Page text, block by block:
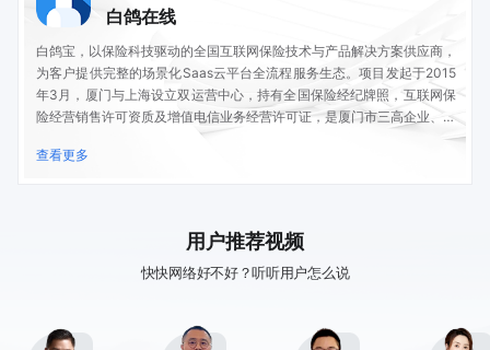
白鸽在线
白鸽宝，以保险科技驱动的全国互联网保险技术与产品解决方案供应商，
为客户提供完整的场景化Saas云平台全流程服务生态。项目发起于2015
年3月，厦门与上海设立双运营中心，持有全国保险经纪牌照，互联网保
险经营销售许可资质及增值电信业务经营许可证，是厦门市三高企业、国
家高新技术企业、AAA级信用企业、入驻省级科技型企业库、市级高新技
术企业、福建省重点上市后备企业、厦门市重点上市后备企业、厦门市科
查看更多
用户推荐视频
快快网络好不好？听听用户怎么说